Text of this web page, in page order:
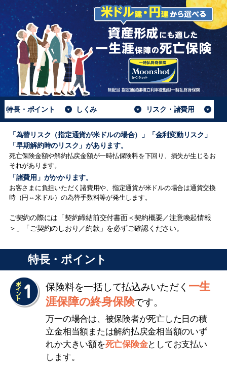
特長・ポイント しくみ リスク・諸費用
「為替リスク（指定通貨が米ドルの場合）」「金利変動リスク」
「早期解約時のリスク」があります。
死亡保険金額や解約払戻金額が一時払保険料を下回り、損失が生じるお
それがあります。
「諸費用」がかかります。
お客さまに負担いただく諸費用や、指定通貨が米ドルの場合は通貨交換
時（円⇔米ドル）の為替手数料等が発生します。
ご契約の際には「契約締結前交付書面＜契約概要／注意喚起情報
＞」「ご契約のしおり／約款」を必ずご確認ください。
特長・ポイント
保険料を一括して払込みいただく 一生
涯保障の終身保険です。
万一の場合は、被保険者が死亡した日の積
立金相当額または解約払戻金相当額のいず
れか大きい額を死亡保険金としてお支払い
します。